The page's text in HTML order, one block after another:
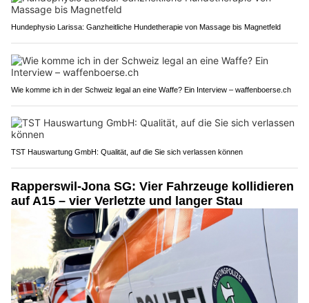
Hundephysio Larissa: Ganzheitliche Hundetherapie von Massage bis Magnetfeld
Wie komme ich in der Schweiz legal an eine Waffe? Ein Interview – waffenboerse.ch
TST Hauswartung GmbH: Qualität, auf die Sie sich verlassen können
Rapperswil-Jona SG: Vier Fahrzeuge kollidieren
auf A15 – vier Verletzte und langer Stau